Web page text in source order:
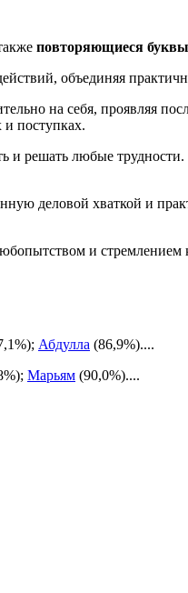
повторяющиеся буквы
объединяя
на себя, проявляя
и поступках.
и решать любые
деловой хваткой и
и
Абдулла (86,9%)....
Марьям (90,0%)....